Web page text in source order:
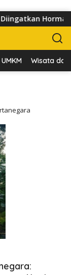
Hormati
UMKM Wisata dan